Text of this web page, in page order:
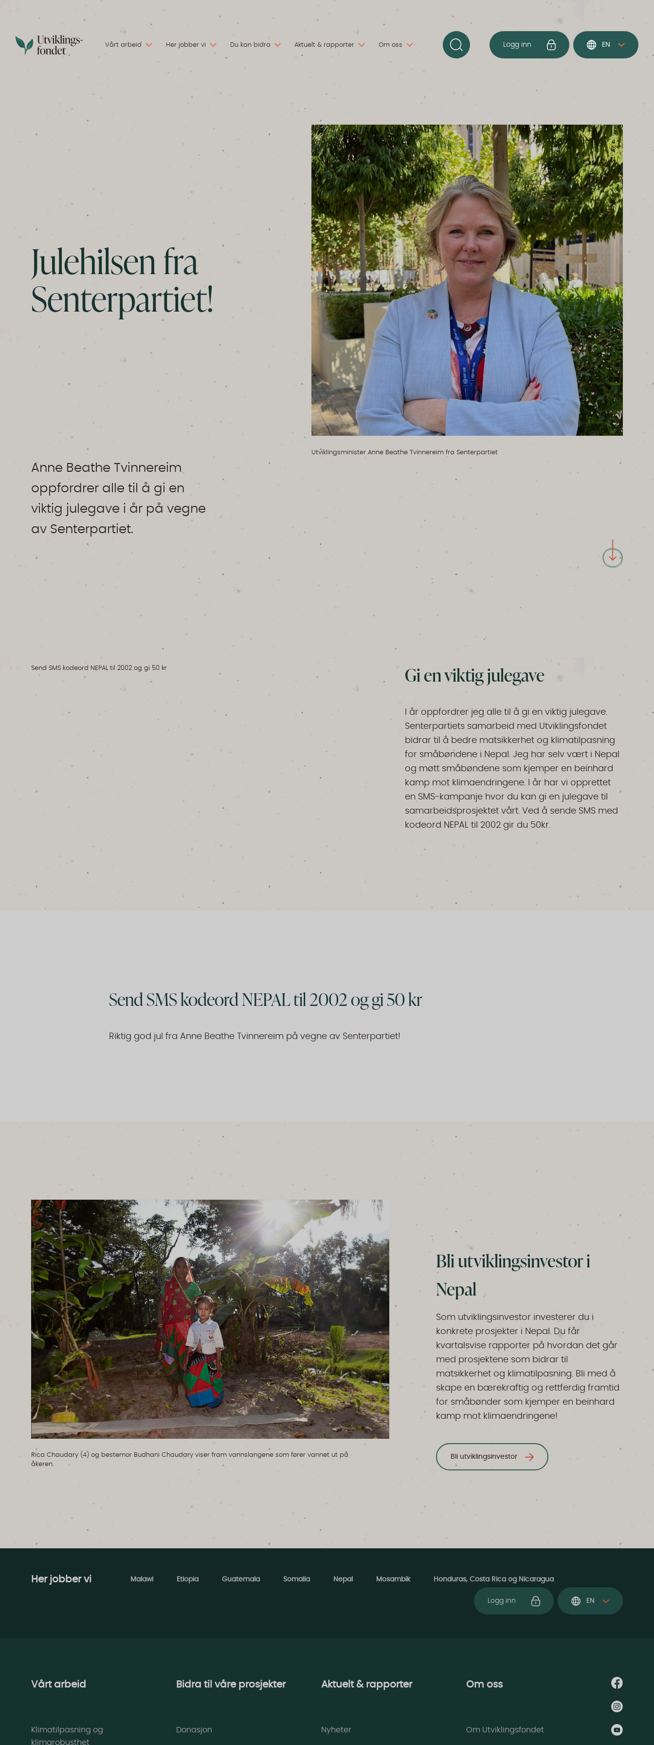
Vårt arbeid Her jobber vi Du kan bidra Aktuelt & rapporter Om oss Logg inn EN
Julehilsen fra
Senterpartiet!
Utviklingsminister Anne Beathe Tvinnereim fra Senterpartiet
Anne Beathe Tvinnereim
oppfordrer alle til å gi en
viktig julegave i år på vegne
av Senterpartiet.
Gi en viktig julegave
I år oppfordrer jeg alle til å gi en viktig julegave.
Senterpartiets samarbeid med Utviklingsfondet
bidrar til å bedre matsikkerhet og klimatilpasning
for småbøndene i Nepal. Jeg har selv vært i Nepal
og møtt småbøndene som kjemper en beinhard
kamp mot klimaendringene. I år har vi opprettet
en SMS-kampanje hvor du kan gi en julegave til
samarbeidsprosjektet vårt. Ved å sende SMS med
kodeord NEPAL til 2002 gir du 50kr.
Send SMS kodeord NEPAL til 2002 og gi 50 kr
Send SMS kodeord NEPAL til 2002 og gi 50 kr
Riktig god jul fra Anne Beathe Tvinnereim på vegne av Senterpartiet!
Bli utviklingsinvestor i
Nepal
Som utviklingsinvestor investerer du i
konkrete prosjekter i Nepal. Du får
kvartalsvise rapporter på hvordan det går
med prosjektene som bidrar til
matsikkerhet og klimatilpasning. Bli med å
skape en bærekraftig og rettferdig framtid
for småbønder som kjemper en beinhard
kamp mot klimaendringene!
Bli utviklingsinvestor
Rica Chaudary (4) og bestemor Budhani Chaudary viser fram vannslangene som fører vannet ut på
åkeren.
Her jobber vi Malawi Etiopia Guatemala Somalia Nepal Mosambik Honduras, Costa Rica og Nicaragua
Logg inn EN
Vårt arbeid
Klimatilpasning og
klimarobusthet
Bidra til våre prosjekter
Donasjon
Aktuelt & rapporter
Nyheter
Om oss
Om Utviklingsfondet